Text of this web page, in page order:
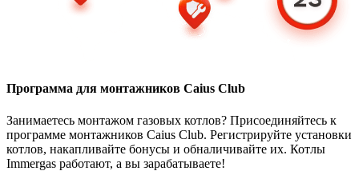
Программа для монтажников Caius Club
Занимаетесь монтажом газовых котлов? Присоединяйтесь к
программе монтажников Caius Club. Регистрируйте установки
котлов, накапливайте бонусы и обналичивайте их. Котлы
Immergas работают, а вы зарабатываете!